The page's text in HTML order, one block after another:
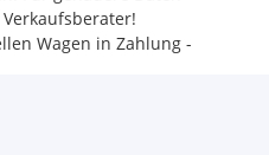
Wagen in Zahlung -
BEWERTUNG -